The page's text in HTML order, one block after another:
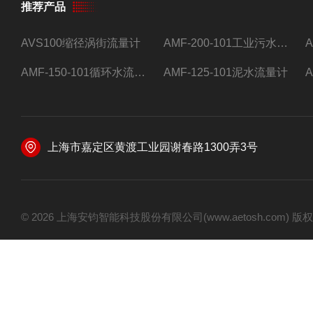
推荐产品
AVS100缩径涡街流量计 AMF-200-101工业污水流量计
AMF-150-101循环水流量计,电磁流量计 AMF-125-101泥水流量计
上海市嘉定区黄渡工业园谢春路1300弄3号
© 2026 上海安钧智能科技股份有限公司(www.aetosh.com)